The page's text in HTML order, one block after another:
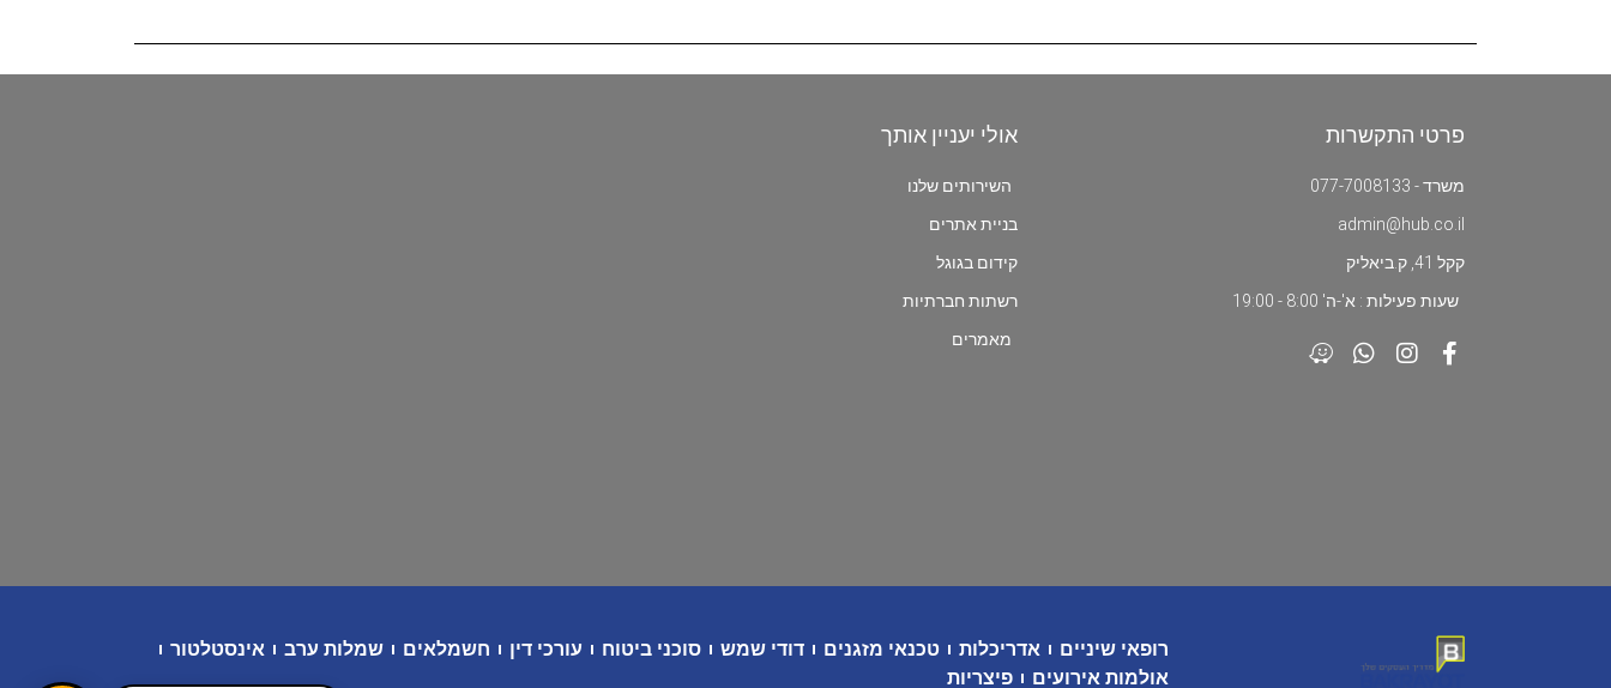
פרטי התקשרות
משרד - 077-7008133
admin@hub.co.il
קקל 41, ק.ביאליק
שעות פעילות : א'-ה' 8:00 - 19:00
אולי יעניין אותך
השירותים שלנו
בניית אתרים
קידום בגוגל
רשתות חברתיות
מאמרים
רופאי שיניים אדריכלות טכנאי מזגנים דודי שמש סוכני ביטוח עורכי דין חשמלאים שמלות ערב
אינסטלטור
אולמות אירועים
פיצריות